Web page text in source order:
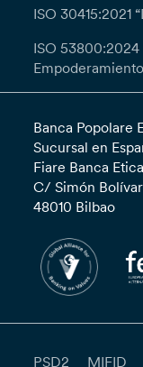
ISO 30415:2021
ISO 53800:2024
Banca Popolare
Sucursal en
Fiare Banca Etica
C/ Simón
48010 Bilbao
PSD2 MIFID